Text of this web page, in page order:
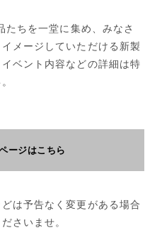
ちを一堂に集め、みなさ
メージしていただける新製
ベント内容などの詳細は特
ージはこちら
は予告なく変更がある場合
さいませ。